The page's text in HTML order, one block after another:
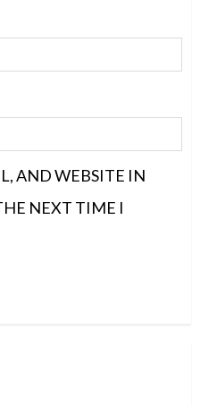
AND WEBSITE IN
NEXT TIME I